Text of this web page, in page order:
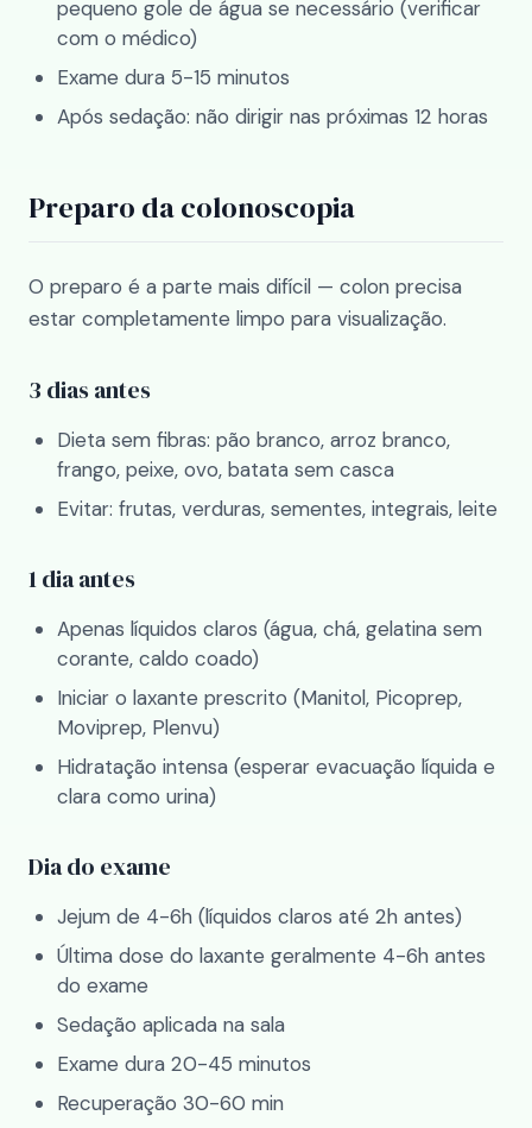
pequeno gole de água se necessário (verificar
com o médico)
Exame dura 5-15 minutos
Após sedação: não dirigir nas próximas 12 horas
Preparo da colonoscopia
O preparo é a parte mais difícil — colon precisa
estar completamente limpo para visualização.
3 dias antes
Dieta sem fibras: pão branco, arroz branco,
frango, peixe, ovo, batata sem casca
Evitar: frutas, verduras, sementes, integrais, leite
1 dia antes
Apenas líquidos claros (água, chá, gelatina sem
corante, caldo coado)
Iniciar o laxante prescrito (Manitol, Picoprep,
Moviprep, Plenvu)
Hidratação intensa (esperar evacuação líquida e
clara como urina)
Dia do exame
Jejum de 4-6h (líquidos claros até 2h antes)
Última dose do laxante geralmente 4-6h antes
do exame
Sedação aplicada na sala
Exame dura 20-45 minutos
Recuperação 30-60 min